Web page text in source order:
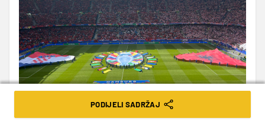
PODIJELI SADRŽAJ